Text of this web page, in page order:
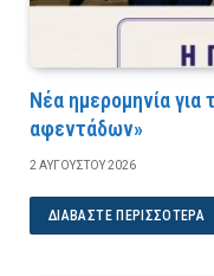
Νέα ημερομηνία
αφεντάδων»
2 ΑΥΓΟΎΣΤΟΥ 2026
ΔΙΑΒΆΣΤΕ ΠΕΡΙΣΣΌΤΕΡΑ